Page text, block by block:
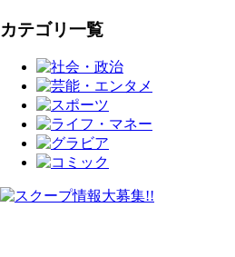
カテゴリ一覧